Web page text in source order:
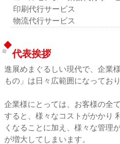
印刷代行サービス
物流代行サービス
代表挨拶
進展めまぐるしい現代で、企業
もの」は日々広範囲になっており
企業様にとっては、お客様の全
すると、様々なコストがかかり
くなることに加え、様々な管理
が増大してしまいます。